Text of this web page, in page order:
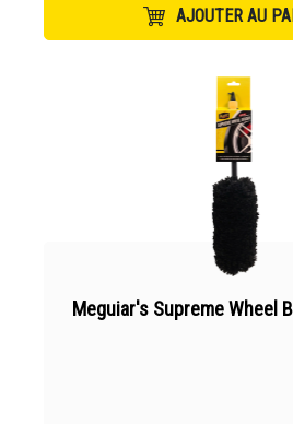
AJOUTER AU
Meguiar's Supreme Wheel